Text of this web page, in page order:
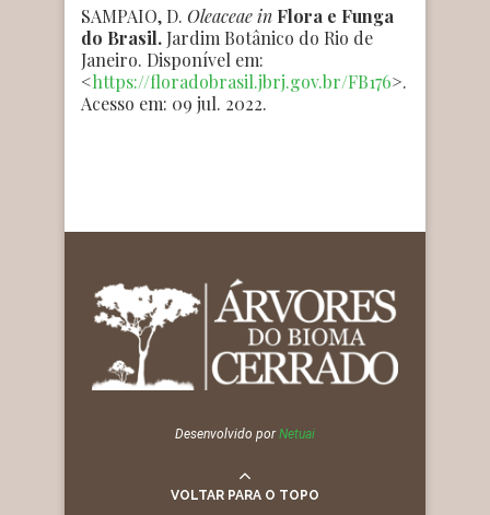
SAMPAIO, D. Oleaceaein Flora e Funga
do Brasil. Jardim Botânico do Rio de
Janeiro. Disponível em:
<https://floradobrasil.jbrj.gov.br/FB176>.
Acesso em: 09 jul. 2022.
Desenvolvido porNetuai
VOLTAR PARA O TOPO